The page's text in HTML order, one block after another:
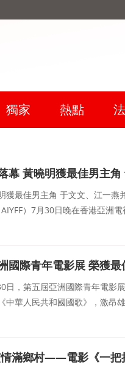
獨家 熱點
幕 黃曉明獲最佳男主
獲最佳男主角 于文文、江一燕
）7月30日晚在香港亞洲電
國際青年電影展 榮獲
，第五屆亞洲國際青年電影
中華人民共和國國歌》，激昂
情滿鄉村——電影《一